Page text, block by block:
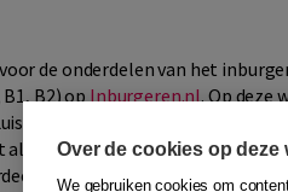
de onderdelen van het
B2) op Inburgeren.nl. Op deze
Spreken, Schrijven en
oefenexamens op de
Schrijven kun je met pen en
Over de cookies op deze
We gebruiken cookies om